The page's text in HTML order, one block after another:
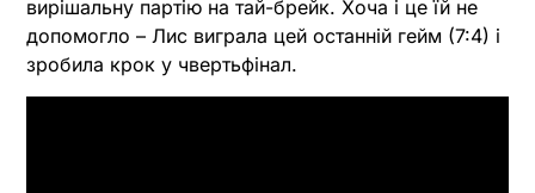
вирішальну партію на тай-брейк. Хоча і це їй не
допомогло – Лис виграла цей останній гейм (7:4) і
зробила крок у чвертьфінал.